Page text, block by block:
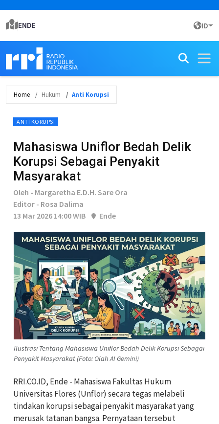
ENDE ID
Home Hukum Anti Korupsi
ANTI KORUPSI
Mahasiswa Uniflor Bedah Delik
Korupsi Sebagai Penyakit
Masyarakat
Oleh - Margaretha E.D.H. Sare Ora
Editor - Rosa Dalima
13 Mar 2026 14:00 WIB
Ende
Ilustrasi Tentang Mahasiswa Uniflor Bedah Delik Korupsi Sebagai
Penyakit Masyarakat (Foto: Olah AI Gemini)
RRI.CO.ID, Ende - Mahasiswa Fakultas Hukum
Universitas Flores (Unflor) secara tegas melabeli
tindakan korupsi sebagai penyakit masyarakat yang
merusak tatanan bangsa. Pernyataan tersebut